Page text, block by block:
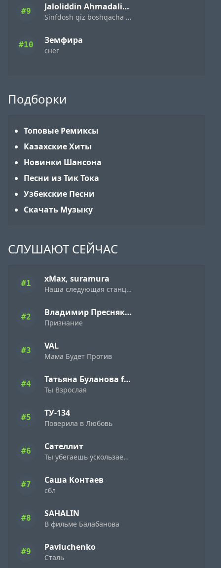
#9 Jaloliddin Ahmadaliyev
Sinfdosh qiz boshqacha eding
#10 Земфира
снег
Подборки
Топовые Ремиксы
Казахские Хиты
Новинки Шансона
Песни из Тик Тока
Узбекские Песни
Скачать Музыку
СЛУШАЮТ СЕЙЧАС
#1 xMax, suramura
Наша следующая станция Новый год
#2 Владимир Пресняков
Признание
#3 VAL
Мама Будет Против
#4 Татьяна Буланова feat. Gonopolsky
Ты Взрослая
#5 ТУ-134
Поверила в Любовь
#6 Сателлит
Ты убегаешь ускользаешь безумная
#7 Саша Контаев
сбл
#8 SAHALIN
В фильме Балабанова
#9 Pavluchenko
Сталь